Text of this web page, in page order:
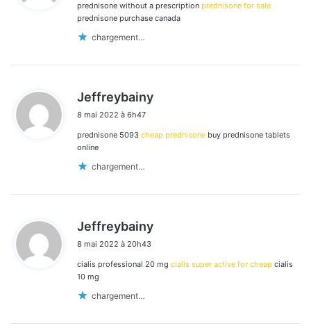
:
prednisone without a prescription prednisone for sale
prednisone purchase canada
chargement…
Jeffreybainy
8 mai 2022 à 6h47
prednisone 5093 cheap prednisone buy prednisone tablets
online
chargement…
Jeffreybainy
8 mai 2022 à 20h43
cialis professional 20 mg cialis super active for cheap cialis
10 mg
chargement…